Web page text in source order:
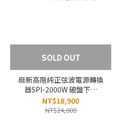
SOLD OUT
麻新高階純正弦波電源轉換
器SPI-2000W 破盤下殺
OMAX歐妹思購物網
NT$18,900
NT$24,000